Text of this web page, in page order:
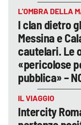
L’OMBRA DELLA
I clan dietro
Messina e
cautelari. Le
«pericolose
pubblica» –
IL VIAGGIO
Intercity